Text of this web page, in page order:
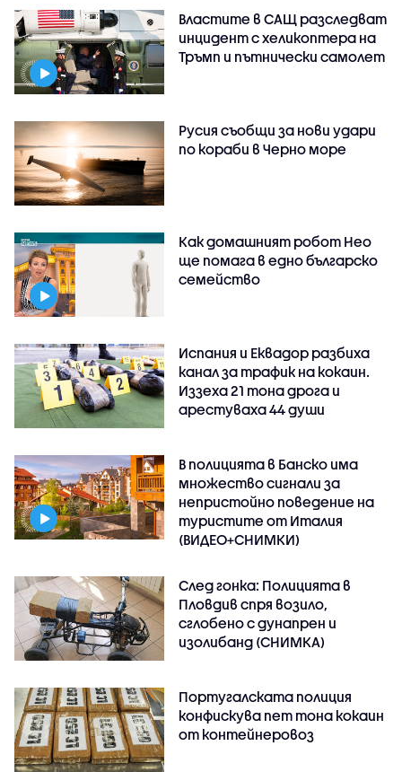
Властите в САЩ разследват
инцидент с хеликоптера на
Тръмп и пътнически самолет
Русия съобщи за нови удари
по кораби в Черно море
Как домашният робот Нео
ще помага в едно българско
семейство
Испания и Еквадор разбиха
канал за трафик на кокаин.
Иззеха 21 тона дрога и
арестуваха 44 души
В полицията в Банско има
множество сигнали за
непристойно поведение на
туристите от Италия
(ВИДЕО+СНИМКИ)
След гонка: Полицията в
Пловдив спря возило,
сглобено с дунапрен и
изолибанд (СНИМКА)
Португалската полиция
конфискува пет тона кокаин
от контейнеровоз